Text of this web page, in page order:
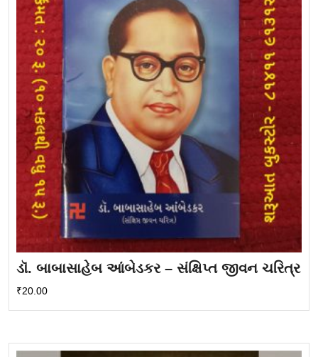
ડૉ. બાબાસાહેબ આંબેડકર – સંક્ષિપ્ત જીવન ચરિત્ર
₹20.00